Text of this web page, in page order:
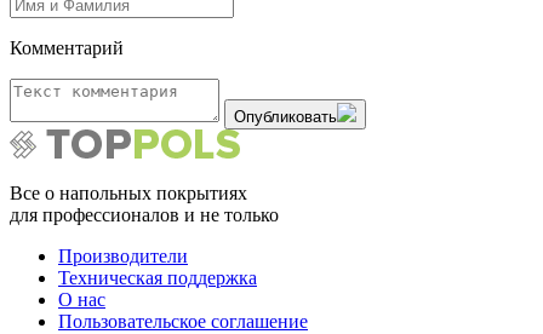
Комментарий
Опубликовать
Все о напольных покрытиях
для профессионалов и не только
Производители
Техническая поддержка
О нас
Пользовательское соглашение